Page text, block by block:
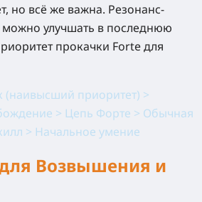
но всё же важна. Резонанс-
улучшать в последнюю
прокачки Forte для
приоритет) >
> Цепь Форте > Обычная
> Начальное умение
Возвышения и